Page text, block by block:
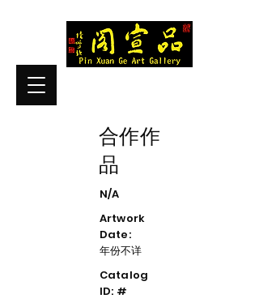
合作作
品
N/A
Artwork
Date:
年份不详
Catalog
ID: #